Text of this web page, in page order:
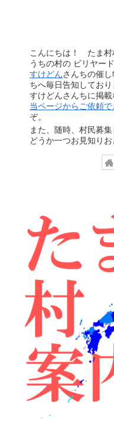
こんにちは！ たま村
うちの村の ビリヤー
すけどんさんちの催
ちへ毎日告知しており
すけどんさんちに掲載
当ページからご依頼
ぞ。
また、随時、村民募集
どうか一つお見知りお